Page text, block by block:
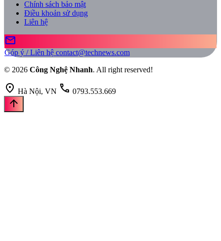
Chính sách bảo mật
Điều khoản sử dụng
Liên hệ
mail
Góp ý / Liên hệ contact@technews.com
© 2026 Công Nghệ Nhanh. All right reserved!
location_on Hà Nội, VN call 0793.553.669
arrow_upward